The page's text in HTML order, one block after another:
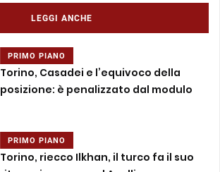
LEGGI ANCHE
PRIMO PIANO
Torino, Casadei e l’equivoco della
posizione: è penalizzato dal modulo
PRIMO PIANO
Torino, riecco Ilkhan, il turco fa il suo